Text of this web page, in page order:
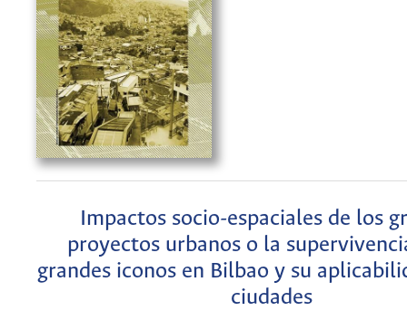
Impactos socio-espaciales de los
proyectos urbanos o la
grandes iconos en Bilbao y su
ciudades